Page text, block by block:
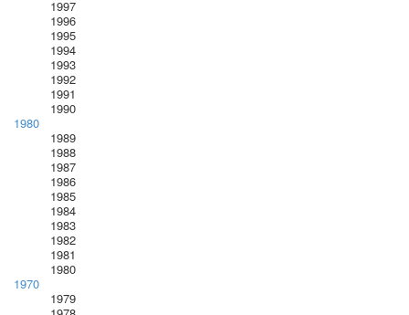
1997
1996
1995
1994
1993
1992
1991
1990
1980
1989
1988
1987
1986
1985
1984
1983
1982
1981
1980
1970
1979